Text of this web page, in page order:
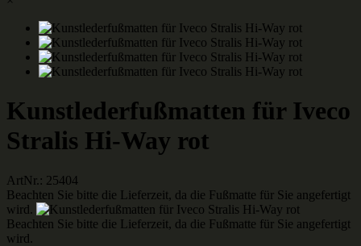
Kunstlederfußmatten für Iveco
Stralis Hi-Way rot
ArtNr.: 25404
Beachten Sie bitte die Lieferzeit, da die Fußmatte für Sie angefertigt
wird.
Beachten Sie bitte die Lieferzeit, da die Fußmatte für Sie angefertigt
wird.